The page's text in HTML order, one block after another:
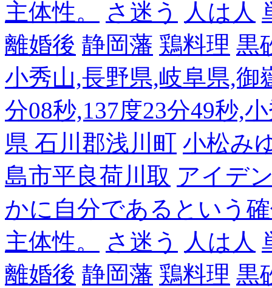
主体性。
さ迷う 人は人
離婚後 静岡藩 鶏料理 黒
小秀山,長野県,岐阜県,御
分08秒,137度23分49秒,
県 石川郡浅川町 小松み
島市平良荷川取 アイデ
かに自分であるという
主体性。
さ迷う 人は人
離婚後 静岡藩 鶏料理 黒